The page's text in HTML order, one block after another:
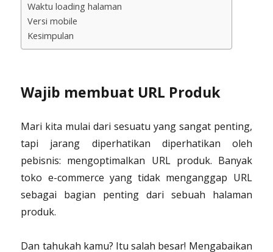
Waktu loading halaman
Versi mobile
Kesimpulan
Wajib membuat URL Produk
Mari kita mulai dari sesuatu yang sangat penting,
tapi jarang diperhatikan diperhatikan oleh
pebisnis: mengoptimalkan URL produk. Banyak
toko e-commerce yang tidak menganggap URL
sebagai bagian penting dari sebuah halaman
produk.
Dan tahukah kamu? Itu salah besar! Mengabaikan